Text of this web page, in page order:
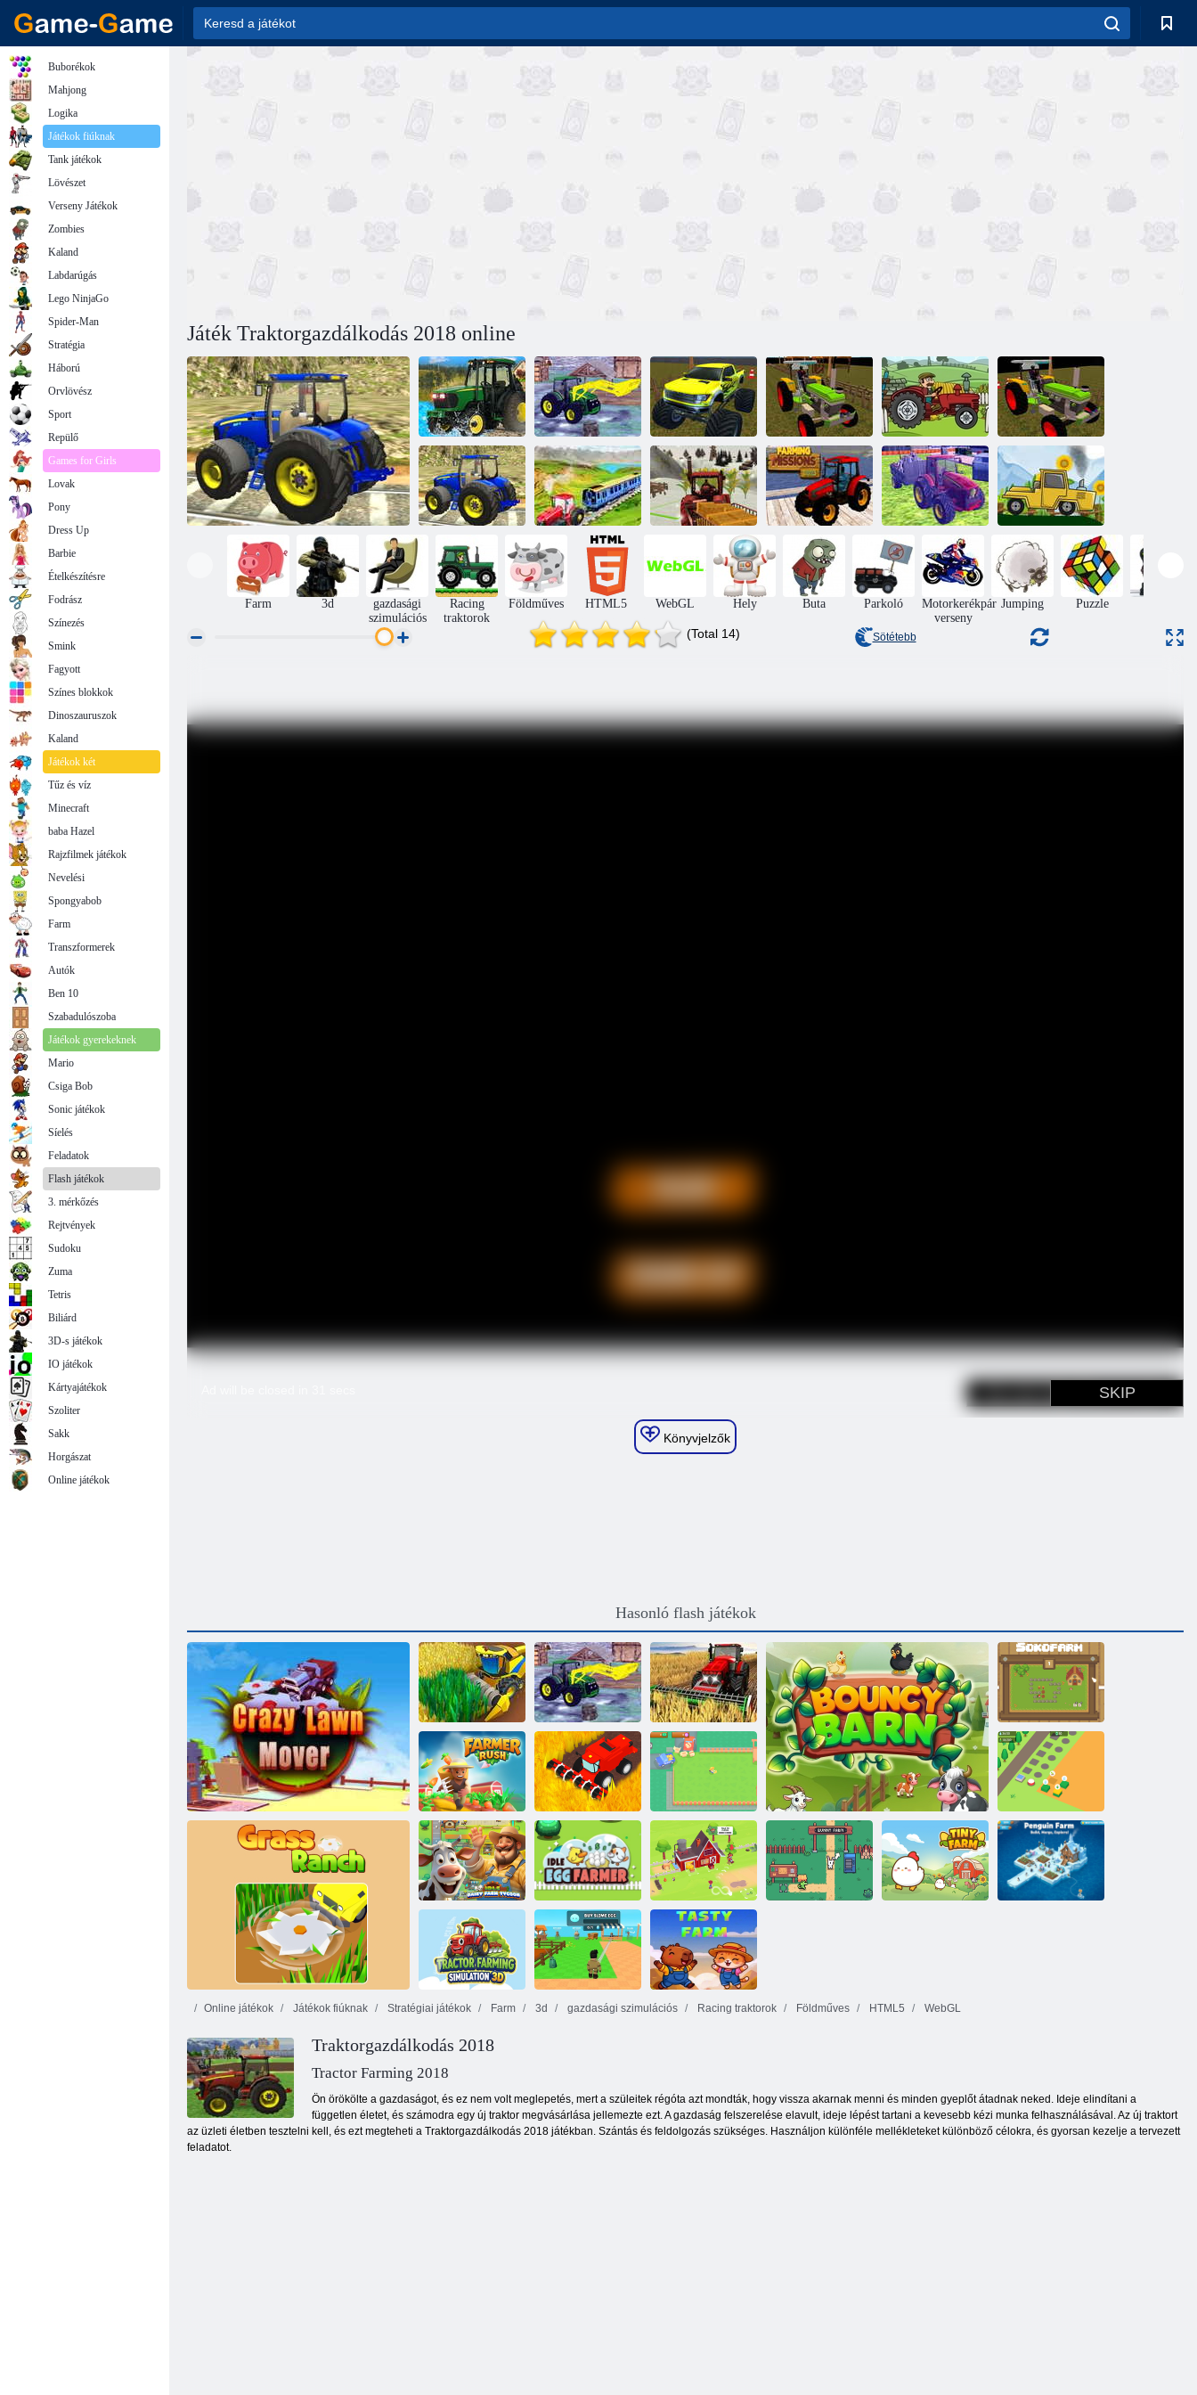
Játék Traktorgazdálkodás 2018 online
Cargo Tractor
Farming
szimulációs játék
Amerikai
modern farm -
szimulátor
Traktorparkoló
játék
Traktorparkoló Traktormánia 2
Mezőgazdasági
traktor
Láncos
vontatóvonat
vontatás játék
3D
Láncos traktor
vontatóvonat
Offroad Tractor
Farming
Simulator 2022:
Cargo Drive
Gazdálkodási
küldetések 2023
Traktor városi
Traktor hajtó
hegymászás 2D
Farm 3d
gazdasági
szimulációs
Racing
traktorok
Földműves HTML5 WebGL Hely Buta Parkoló
Motorkerékpár
verseny
Jumping Puzzle
(Total 14) Sötétebb
Könyvjelzők
Hasonló flash játékok
Őrült fűnyíró
Harvest Cut
Mester
US Modern
Traktor Farming
Game 3D 2022
Farming
Sokofarm
Rush Farmer
Rush
Kasza
Tiszta farm:
Friss ételek
Kukoricautka
Tétlen tejtermelő
iparmágnás
Alapjáratú
tojásgazdasági
termelő
Nyugati
gazdaság
Traktor Farming
Simulation 3D
Online játékok Játékok fiúknak Stratégiai játékok Farm 3d gazdasági szimulációs Racing traktorok Földműves HTML5 WebGL
Traktorgazdálkodás 2018
Tractor Farming 2018
Ön örökölte a gazdaságot, és ez nem volt meglepetés, mert a szüleitek régóta azt mondták, hogy vissza akarnak menni és minden gyeplőt átadnak neked. Ideje elindítani a
független életet, és számodra egy új traktor megvásárlása jellemezte ezt. A gazdaság felszerelése elavult, ideje lépést tartani a kevesebb kézi munka felhasználásával. Az új traktort
az üzleti életben tesztelni kell, és ezt megteheti a Traktorgazdálkodás 2018 játékban. Szántás és feldolgozás szükséges. Használjon különféle mellékleteket különböző célokra, és gyorsan kezelje a tervezett
feladatot.
Buborékok
Mahjong
Logika
Játékok fiúknak
Tank játékok
Lövészet
Verseny Játékok
Zombies
Kaland
Labdarúgás
Lego NinjaGo
Spider-Man
Stratégia
Háború
Orvlövész
Sport
Repülő
Games for Girls
Lovak
Pony
Dress Up
Barbie
Ételkészítésre
Fodrász
Színezés
Smink
Fagyott
Színes blokkok
Dinoszauruszok
Kaland
Játékok két
Tűz és víz
Minecraft
baba Hazel
Rajzfilmek játékok
Nevelési
Spongyabob
Farm
Transzformerek
Autók
Ben 10
Szabadulószoba
Játékok gyerekeknek
Mario
Csiga Bob
Sonic játékok
Síelés
Feladatok
Flash játékok
3. mérkőzés
Rejtvények
Sudoku
Zuma
Tetris
Biliárd
3D-s játékok
IO játékok
Kártyajátékok
Szoliter
Sakk
Horgászat
Online játékok